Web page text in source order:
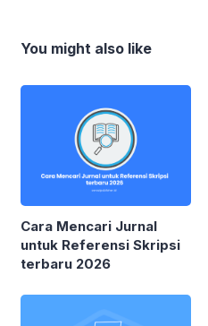
You might also like
Cara Mencari Jurnal
untuk Referensi Skripsi
terbaru 2026